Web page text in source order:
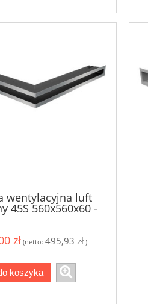
wentylacyjna luft
45S 560x560x60 -
zł(netto: 495,93 zł )
koszyka